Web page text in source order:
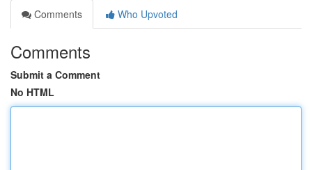
Comments
Who Upvoted
Comments
Submit a Comment
No HTML